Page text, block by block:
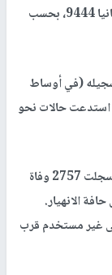
وبلغ عدد الإصابات لدى الموظفين الصحيين في إسبانيا 9444، بحسب
(في أوساط
استدعت حالات نحو
ولا تزال مدريد المنطقة الأكثر تأثرا في البلاد حيث سجلت 2757 وفاة
حافة الانهيار.
غير مستخدم قرب